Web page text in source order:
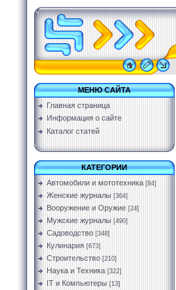
МЕНЮ САЙТА
Главная страница
Информация о сайте
Каталог статей
КАТЕГОРИИ
Автомобили и мототехника [84]
Женские журналы [364]
Вооружение и Оружие [24]
Мужские журналы [490]
Садоводство [348]
Кулинария [673]
Строительство [210]
Наука и Техника [322]
IT и Компьютеры [13]